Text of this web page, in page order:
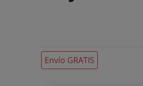
Envío GRATIS